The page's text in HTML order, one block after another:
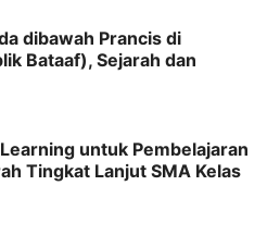
dibawah Prancis di
Bataaf), Sejarah dan
untuk Pembelajaran
Tingkat Lanjut SMA Kelas